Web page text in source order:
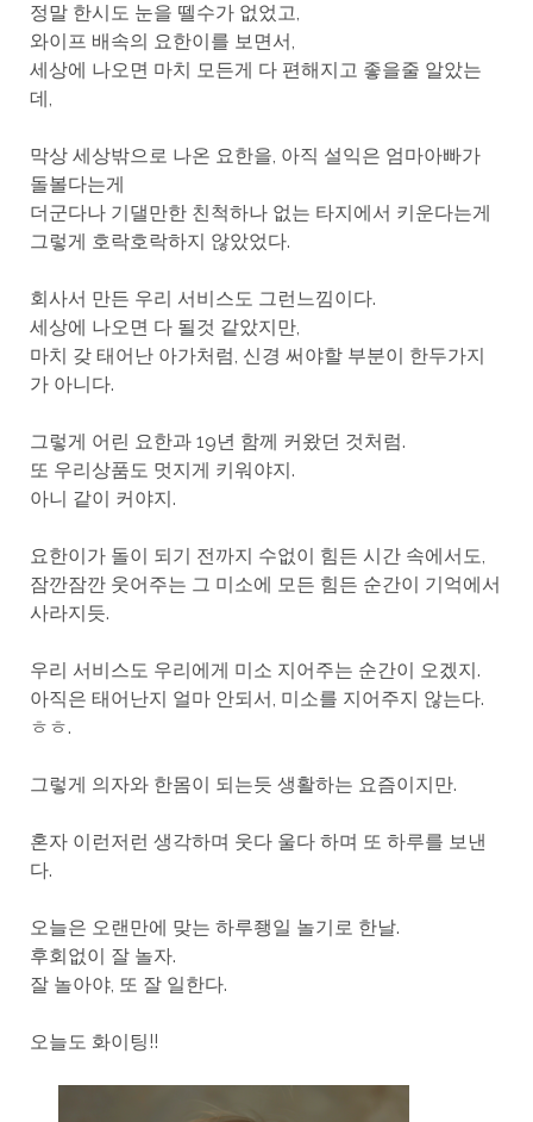
정말 한시도 눈을 뗄수가 없었고,
와이프 배속의 요한이를 보면서,
세상에 나오면 마치 모든게 다 편해지고 좋을줄 알았는
데,
막상 세상밖으로 나온 요한을, 아직 설익은 엄마아빠가
돌볼다는게
더군다나 기댈만한 친척하나 없는 타지에서 키운다는게
그렇게 호락호락하지 않았었다.
회사서 만든 우리 서비스도 그런느낌이다.
세상에 나오면 다 될것 같았지만,
마치 갖 태어난 아가처럼, 신경 써야할 부분이 한두가지
가 아니다.
그렇게 어린 요한과 19년 함께 커왔던 것처럼.
또 우리상품도 멋지게 키워야지.
아니 같이 커야지.
요한이가 돌이 되기 전까지 수없이 힘든 시간 속에서도,
잠깐잠깐 웃어주는 그 미소에 모든 힘든 순간이 기억에서
사라지듯.
우리 서비스도 우리에게 미소 지어주는 순간이 오겠지.
아직은 태어난지 얼마 안되서, 미소를 지어주지 않는다.
ㅎㅎ.
그렇게 의자와 한몸이 되는듯 생활하는 요즘이지만.
혼자 이런저런 생각하며 웃다 울다 하며 또 하루를 보낸
다.
오늘은 오랜만에 맞는 하루좽일 놀기로 한날.
후회없이 잘 놀자.
잘 놀아야, 또 잘 일한다.
오늘도 화이팅!!